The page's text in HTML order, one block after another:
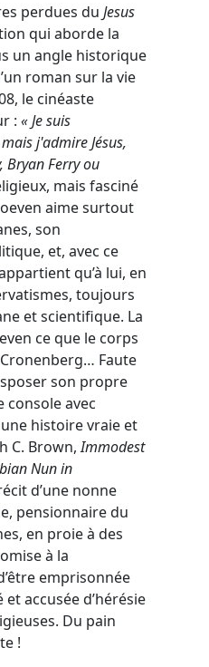
perdues du Jesus
qui aborde la
un angle historique
roman sur la vie
le cinéaste
: « Je suis
j'admire Jésus,
Bryan Ferry ou
mais fasciné
aime surtout
son
et, avec ce
qu’à lui, en
toujours
et scientifique. La
ce que le corps
Faute
son propre
console avec
une histoire vraie et
C. Brown,Immodest
Nun in
d’une nonne
pensionnaire du
en proie à des
à la
emprisonnée
accusée d’hérésie
Du pain
!